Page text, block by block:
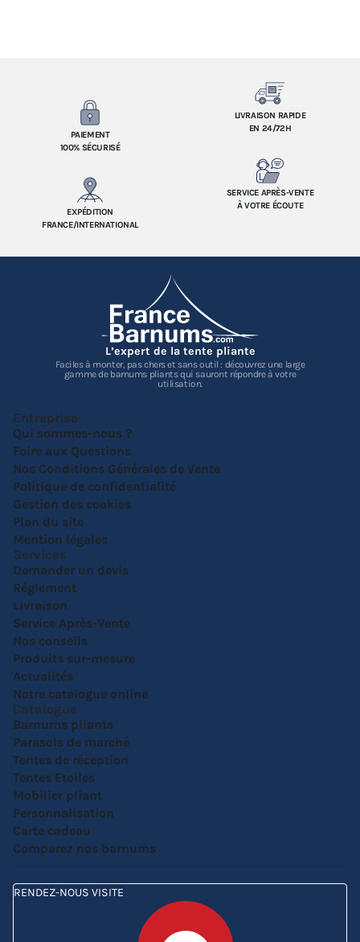
PAIEMENT
100% SÉCURISÉ
LIVRAISON RAPIDE
EN 24/72H
EXPÉDITION
FRANCE/INTERNATIONAL
SERVICE APRÈS-VENTE
À VOTRE ÉCOUTE
L’expert de la tente pliante
Faciles à monter, pas chers et sans outil : découvrez une large
gamme de barnums pliants qui sauront répondre à votre
utilisation.
Entreprise
Qui sommes-nous ?
Foire aux Questions
Nos Conditions Générales de Vente
Politique de confidentialité
Gestion des cookies
Plan du site
Mention légales
Services
Demander un devis
Réglement
Livraison
Service Après-Vente
Nos conseils
Produits sur-mesure
Actualités
Notre catalogue online
Catalogue
Barnums pliants
Parasols de marché
Tentes de réception
Tentes Etoiles
Mobilier pliant
Personnalisation
Carte cadeau
Comparez nos barnums
RENDEZ-NOUS VISITE